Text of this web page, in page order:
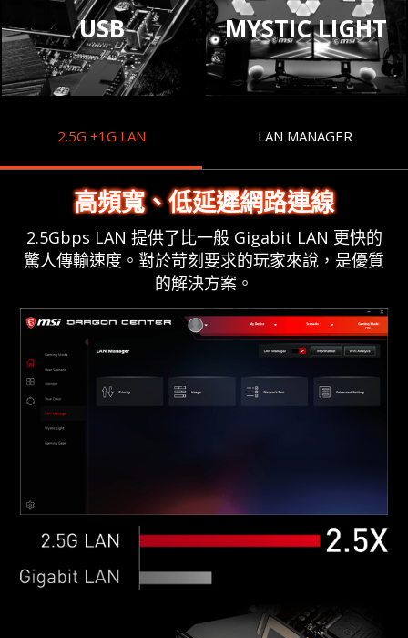
USB MYSTIC LIGHT
2.5G +1G LAN LAN MANAGER
高頻寬、低延遲網路連線
2.5Gbps LAN 提供了比一般 Gigabit LAN 更快的
驚人傳輸速度。對於苛刻要求的玩家來說，是優質
的解決方案。